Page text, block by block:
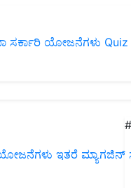
ಸರ್ಕಾರಿ ಯೋಜನೆಗಳು Quiz
ಇತರೆ ಮ್ಯಾಗಜಿನ್‌